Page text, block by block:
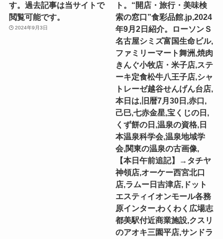
す。過去記事は当サイトで
閲覧可能です。
2024年9月3日
ト。“開店・旅行・美味検
索の窓口”食彩品館.jp,2024
年9月2日紹介。ローソンＳ
名古屋シミズ富国生命ビル,
ファミリーマート舞洲,焼肉
きんぐ小牧店・米子店,ステ
ーキ定食松牛八王子店,シャ
トレーゼ越谷せんげん台店,
本日は,旧暦7月30日,赤口,
己巳,七赤金星,宝くじの日,
くず餅の日,温泉の資格,日
本温泉科学会,温泉地域学
会,関東の温泉の古画像,
【本日午前追記】→タチヤ
神領店,オーケー西宮北口
店,ラムー日吉津店,ドット
エスティイオンモール各務
原インター,わくわく広場志
都美駅付近商業施設,クスリ
のアオキ三園平店,サンドラ